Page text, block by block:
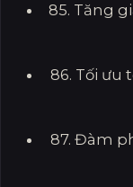
85. Tăng
86. Tối ưu
87. Đàm